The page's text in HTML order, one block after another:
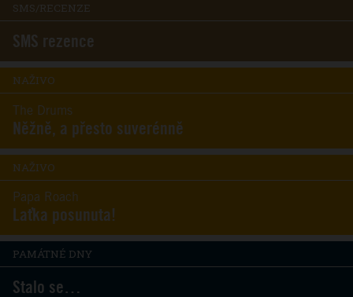
SMS/RECENZE
SMS rezence
NAŽIVO
The Drums
Něžně, a přesto suverénně
NAŽIVO
Papa Roach
Laťka posunuta!
PAMÁTNÉ DNY
Stalo se…